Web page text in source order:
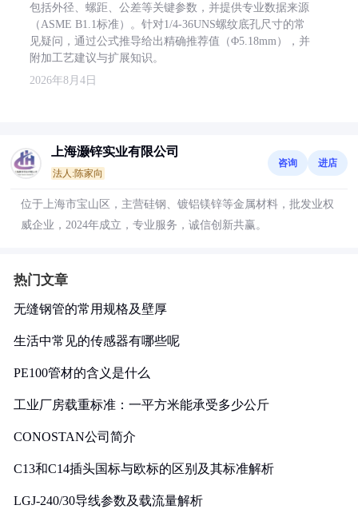
包括外径、螺距、公差等关键参数，并提供专业数据来源
（ASME B1.1标准）。针对1/4-36UNS螺纹底孔尺寸的常
见疑问，通过公式推导给出精确推荐值（Φ5.18mm），并
附加工艺建议与扩展知识。
2026年8月4日
上海灏锌实业有限公司
法人:陈家向
咨询 进店
位于上海市宝山区，主营硅钢、镀铝镁锌等金属材料，批发业权
威企业，2024年成立，专业服务，诚信创新共赢。
热门文章
无缝钢管的常用规格及壁厚
生活中常见的传感器有哪些呢
PE100管材的含义是什么
工业厂房载重标准：一平方米能承受多少公斤
CONOSTAN公司简介
C13和C14插头国标与欧标的区别及其标准解析
LGJ-240/30导线参数及载流量解析